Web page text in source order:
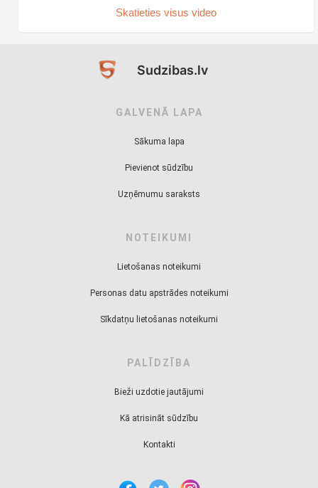
Skatieties visus video
Sudzibas.lv
GALVENĀ LAPA
Sākuma lapa
Pievienot sūdzību
Uzņēmumu saraksts
NOTEIKUMI
Lietošanas noteikumi
Personas datu apstrādes noteikumi
Sīkdatņu lietošanas noteikumi
PALĪDZĪBA
Bieži uzdotie jautājumi
Kā atrisināt sūdzību
Kontakti